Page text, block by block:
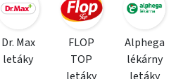
Dr. Max
letáky
FLOP
TOP
Alphega
lékárny